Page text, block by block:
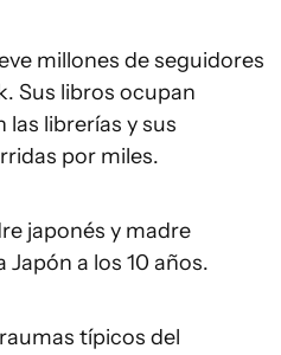
millones de seguidores
Sus libros ocupan
librerías y sus
por miles.
japonés y madre
a los 10 años.
típicos del